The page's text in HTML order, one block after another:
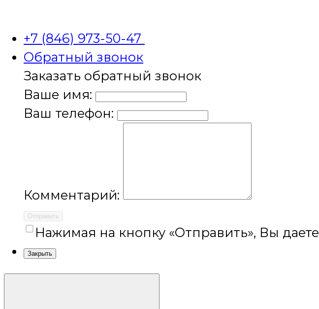
+7 (846) 973-50-47
Обратный звонок
Заказать обратный звонок
Ваше имя:
Ваш телефон:
Комментарий:
Отправить
Нажимая на кнопку «Отправить», Вы даете
Закрыть